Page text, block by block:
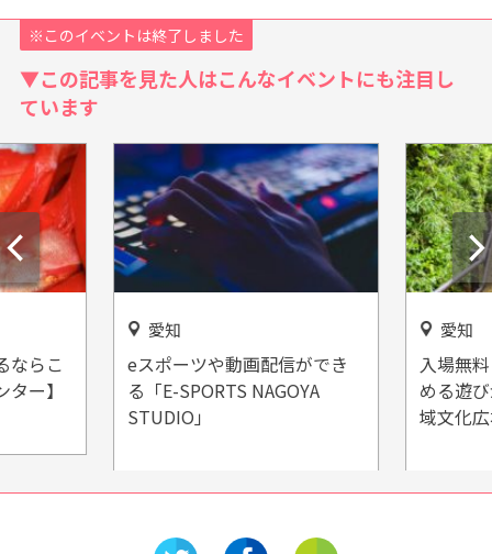
※このイベントは終了しました
▼この記事を見た人はこんなイベントにも注目し
ています
でき
愛知
入場無料！子どもたちが楽し
める遊びがいっぱい「豊田地
域文化広場」
静岡
「道の
日オー
堪能!!